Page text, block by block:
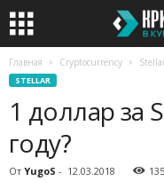
Главная Cryptocurrency
STELLAR
1 доллар за
году?
От YugoS - 12.03.2018